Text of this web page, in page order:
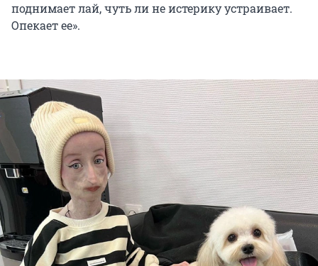
поднимает лай, чуть ли не истерику устраивает.
Опекает ее».